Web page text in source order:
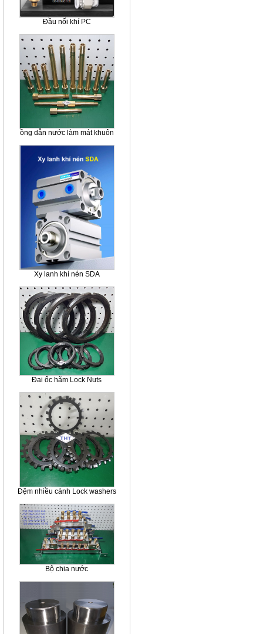
Đầu nối khí PC
ồng dẫn nước làm mát khuôn
Xy lanh khí nén SDA
Đai ốc hãm Lock Nuts
Đệm nhiều cánh Lock washers
Bộ chia nước